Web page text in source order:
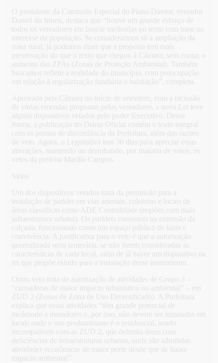
O presidente da Comissão Especial do Plano Diretor, vereador
Daniel do Irineu, destaca que “houve um grande esforço de
todos os vereadores em buscar melhorias no texto com base no
interesse da população. Se considerarmos só a ampliação da
zona rural, já podemos dizer que a proposta tem mais
preservação do que o texto que chegou à Câmara; sem contar o
aumento das ZPAs (Zonas de Proteção Ambiental). Também
buscamos refletir a realidade do município, com preocupação
em relação à regularização fundiária e habitação”, completa.
Aprovada pela Câmara no início de setembro, com a inclusão
de várias emendas propostas pelos vereadores, a nova Lei teve
alguns dispositivos vetados pelo poder Executivo. Dessa
forma, a publicação do Diário Oficial contém o texto integral
com os pontos de discordância da Prefeitura, além das razões
de veto. Agora, o Legislativo tem 30 dias para apreciar essas
alterações, mantendo ou derrubando, por maioria de votos, os
vetos da prefeita Marília Campos.
Vetos
Um dos dispositivos vetados trata da permissão para a
instalação de parklet em vias arteriais, coletoras e locais de
áreas classificas como ADE Centralidade (regiões com mais
infraestrutura urbana). Os parklets consistem na extensão da
calçada, funcionando como um espaço público de lazer e
convivência. A justificativa para o veto é que a autorização
generalizada seria temerária, se não forem consideradas as
características de cada local, além de já haver um dispositivo na
lei que propõe estudo para a instalação desse instrumento.
Outro veto trata de autorização de atividades de Grupo 3 –
“causadoras de maior impacto urbanístico ou ambiental” – em
ZUD 2 (Zonas de Zona de Uso Diversificado). A Prefeitura
explica que essas atividades “têm grande potencial de
incômodo a moradores e, por isso, não devem ser instaladas em
locais onde o uso predominante é o residencial, sendo
incompatíveis com as ZUD 2, que delimita áreas com
deficiências de infraestruturas urbanas, onde são admitidas
atividades econômicas de maior porte desde que de baixo
impacto ambiental”.